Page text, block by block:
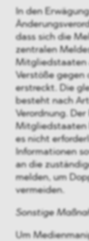
In den
dass sich die
zentralen
Mitgliedstaaten
Verstöße gegen
erstreckt. Die
besteht nach
Verordnung.
Mitgliedstaaten
es nicht
Informationen
an die
melden, um
vermeiden.
Sonstige
Um